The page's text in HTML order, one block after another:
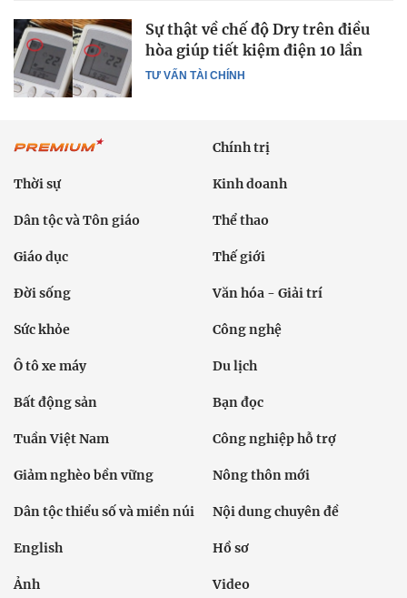
TƯ VẤN TÀI CHÍNH
Sự thật về chế độ Dry trên điều
hòa giúp tiết kiệm điện 10 lần
Chính trị
Thời sự Kinh doanh
Dân tộc và Tôn giáo Thể thao
Giáo dục Thế giới
Đời sống Văn hóa - Giải trí
Sức khỏe Công nghệ
Ô tô xe máy Du lịch
Bất động sản Bạn đọc
Tuần Việt Nam Công nghiệp hỗ trợ
Giảm nghèo bền vững Nông thôn mới
Dân tộc thiểu số và miền núi Nội dung chuyên đề
English Hồ sơ
Ảnh Video